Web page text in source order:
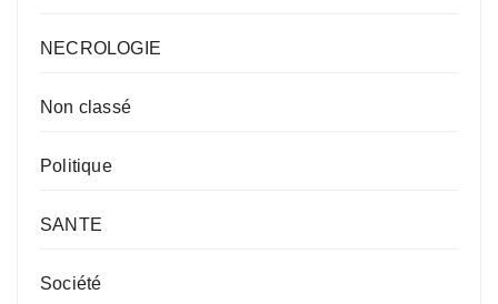
NECROLOGIE
Non classé
Politique
SANTE
Société